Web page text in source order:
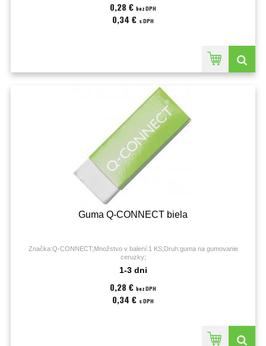
0,28 € bez DPH
0,34 € s DPH
Guma Q-CONNECT biela
Značka:Q-CONNECT;Množstvo v balení:1 KS;Druh:guma na gumovanie
ceruzky;
1-3 dni
0,28 € bez DPH
0,34 € s DPH